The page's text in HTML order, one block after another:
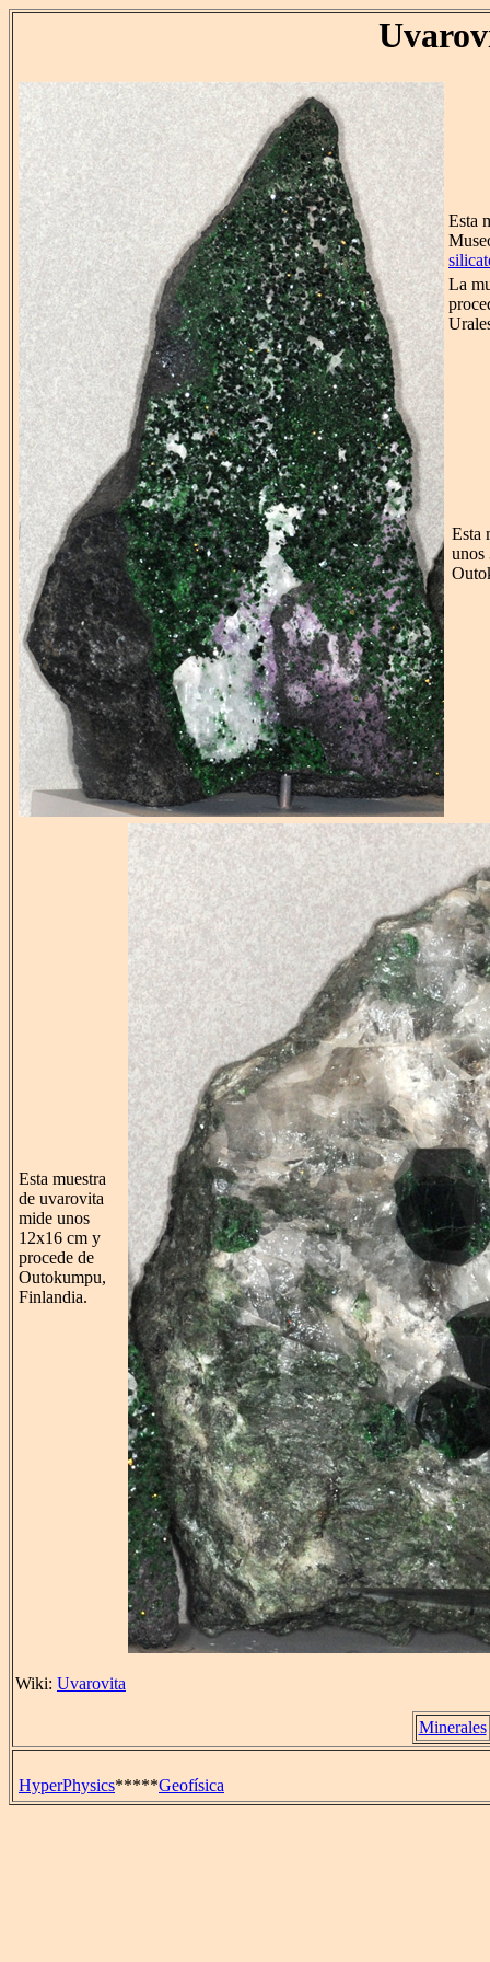
Esta
La
Esta
unos
Esta muestra
de uvarovita
mide unos
12x16 cm y
procede de
Outokumpu,
Finlandia.
Wiki: Uvarovita
Minerales
HyperPhysics*****Geofísica